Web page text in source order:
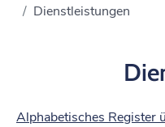
Dienstleistungen
Alphabetisches Register